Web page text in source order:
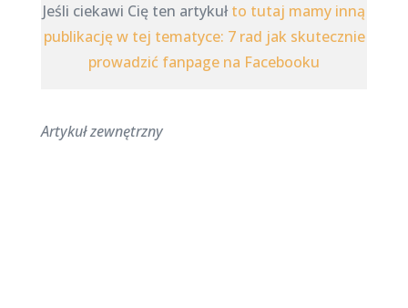
Jeśli ciekawi Cię ten artykułto tutaj mamy inną
publikację w tej tematyce: 7 rad jak skutecznie
prowadzić fanpage na Facebooku
Artykuł zewnętrzny